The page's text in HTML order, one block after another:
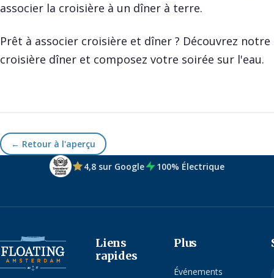
associer la croisière à un dîner à terre.
Prêt à associer croisière et dîner ? Découvrez notre
croisière dîner et composez votre soirée sur l'eau.
← Retour à l'aperçu
4,8 sur Google
100% Électrique
Liens
rapides
Plus
Événements